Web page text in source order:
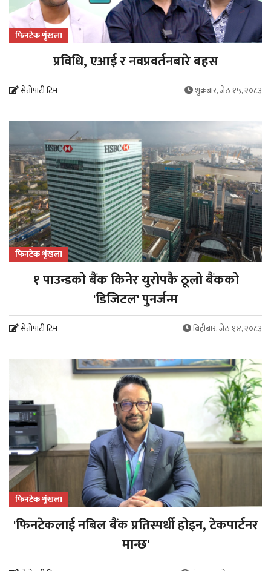
फिनटेक शृंखला
प्रविधि, एआई र नवप्रवर्तनबारे बहस
सेतोपाटी टिम शुक्रबार, जेठ १५, २०८३
फिनटेक शृंखला
१ पाउन्डको बैंक किनेर युरोपकै ठूलो बैंकको
'डिजिटल' पुनर्जन्म
सेतोपाटी टिम बिहीबार, जेठ १४, २०८३
फिनटेक शृंखला
'फिनटेकलाई नबिल बैंक प्रतिस्पर्धी होइन, टेकपार्टनर
मान्छ'